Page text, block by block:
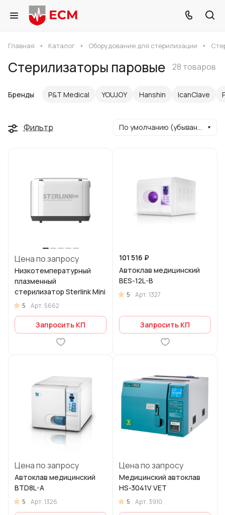
Главная Каталог Оборудование для стерилизации
Стерилизаторы паровые 28 товаров
Бренды P&T Medical YOUJOY Hanshin IcanClave
Фильтр По умолчанию (убывание)
Цена по запросу
Низкотемпературный
плазменный
стерилизатор Sterlink Mini
5 Арт. 5662
Запросить КП
101 516 ₽
Автоклав медицинский
BES-12L-B
5 Арт.1327
Запросить КП
Цена по запросу
Автоклав медицинский
BTD8L-A
5 Арт.1326
Цена по запросу
Медицинский автоклав
HS-3041V VET
5 Арт.3910